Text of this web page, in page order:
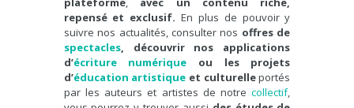
repensé et exclusif. En plus de pouvoir y
suivre nos actualités, consulter nos offres de
spectacles, découvrir nos applications
d’écriture numérique ou les projets
d’éducation artistique et culturelleportés
par les auteurs et artistes de notrecollectif,